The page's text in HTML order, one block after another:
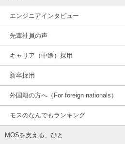
エンジニアインタビュー
先輩社員の声
キャリア（中途）採用
新卒採用
外国籍の方へ（For foreign nationals）
モスのなんでもランキング
MOSを支える、ひと